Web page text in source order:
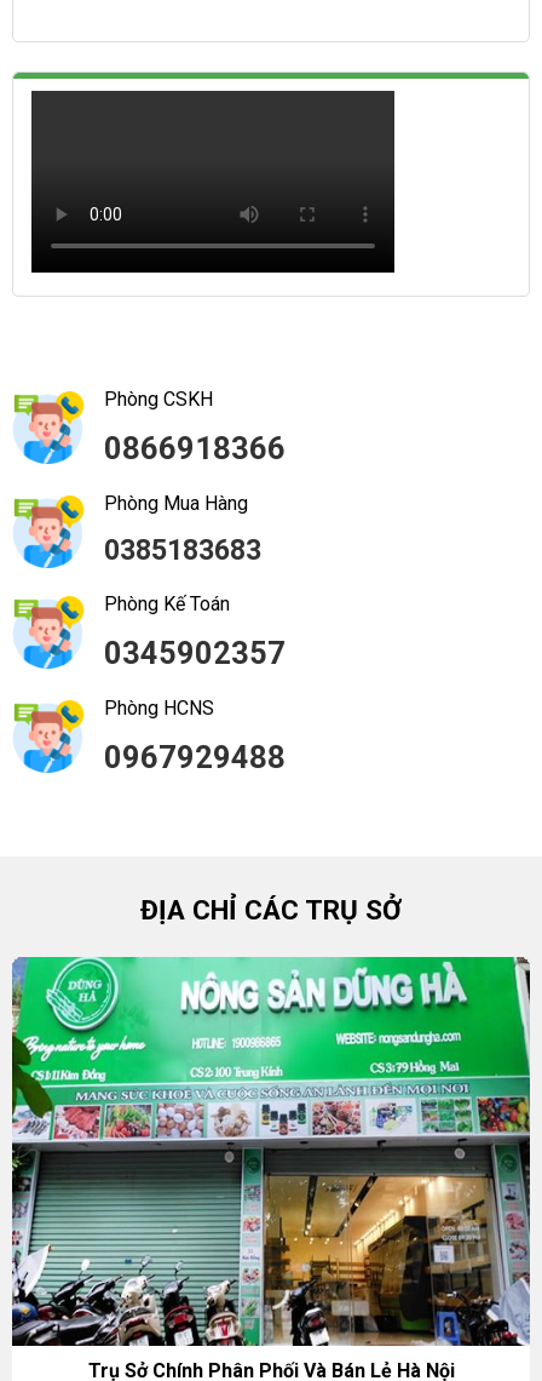
Phòng CSKH
0866918366
Phòng Mua Hàng
0385183683
Phòng Kế Toán
0345902357
Phòng HCNS
0967929488
ĐỊA CHỈ CÁC TRỤ SỞ
Trụ Sở Chính Phân Phối Và Bán Lẻ Hà Nội